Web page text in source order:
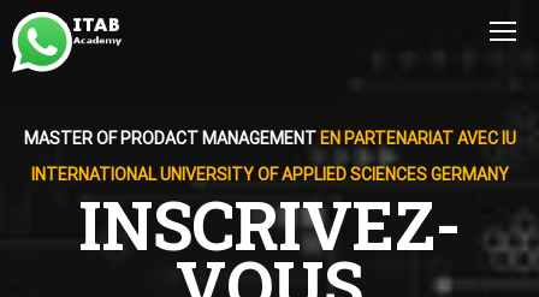
MASTER OF PRODACT MANAGEMENT EN PARTENARIAT AVEC IU
INTERNATIONAL UNIVERSITY OF APPLIED SCIENCES GERMANY
INSCRIVEZ-